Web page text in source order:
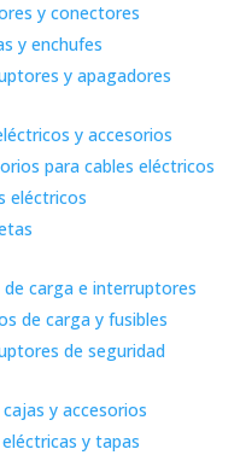
y conectores
y enchufes
y apagadores
y accesorios
para cables eléctricos
eléctricos
carga e interruptores
de carga y fusibles
de seguridad
y accesorios
y tapas